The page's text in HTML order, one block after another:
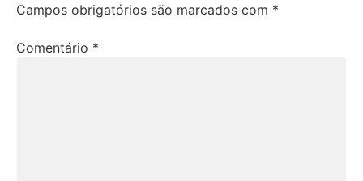
Campos obrigatórios são marcados com *
Comentário *